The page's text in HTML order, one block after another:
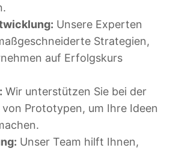
Unsere Experten
Strategien,
auf Erfolgskurs
Wir unterstützen Sie bei der
Prototypen, um Ihre Ideen
Unser Team hilft Ihnen,